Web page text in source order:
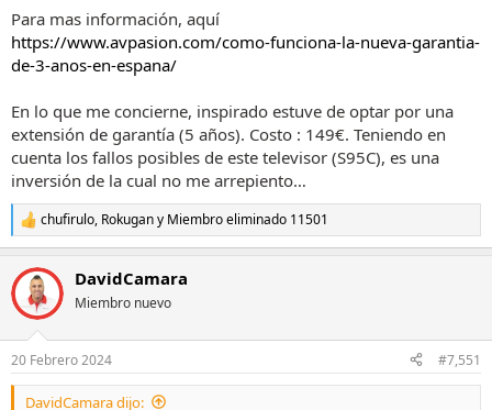
es un tema exclusivo de pantallazos de juego por el HDMI, hay un
problema en algún componente adicional relacionado con la
alimentación, porque estos fallos de que la TV no enciende vienen
pasando en Samsung ya desde la S95B anterior.
Y desgraciadamente, no es exclusivo de la S95C por el OCB, he visto
varios hilos como este también para la S90C:
S90C sometimes panel won't turn on
byu/locarnosinOLED_Gaming
Para mas información, aquí
https://www.avpasion.com/como-funciona-la-nueva-garantia-
de-3-anos-en-espana/
En lo que me concierne, inspirado estuve de optar por una
extensión de garantía (5 años). Costo : 149€. Teniendo en
cuenta los fallos posibles de este televisor (S95C), es una
inversión de la cual no me arrepiento…
R
e
c
i
e
s
chufirulo, Rokugany Miembro eliminado 11501
DavidCamara
Miembro nuevo
20 Febrero 2024 #7,551
DavidCamara dijo: